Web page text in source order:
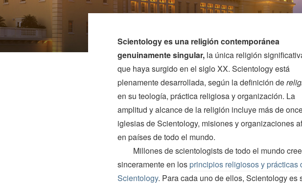
Scientology es una religión contemporánea
genuinamente singular, la única religión
que haya surgido en el siglo XX. Scientology está
plenamente desarrollada, según la definición de
en su teología, práctica religiosa y organización. La
amplitud y alcance de la religión incluye más de
iglesias de Scientology, misiones y organizaciones
en países de todo el mundo.
Millones de scientologists de todo el mundo
sinceramente en los principios religiosos y prácticas
Scientology. Para cada uno de ellos, Scientology es